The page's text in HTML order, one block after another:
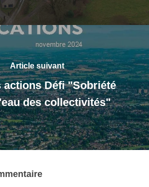
Article suivant
actions Défi "Sobriété
des collectivités"